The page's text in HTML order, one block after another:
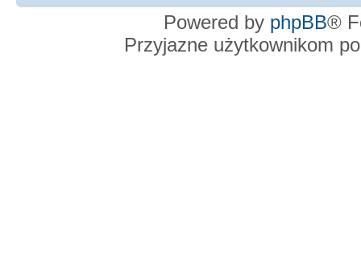
Powered by phpBB®
Przyjazne użytkownikom